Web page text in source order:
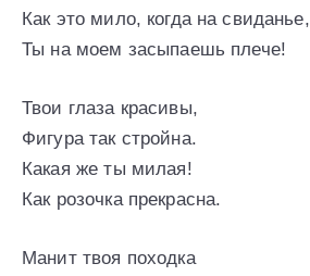
Как это мило, когда на свиданье,
Ты на моем засыпаешь плече!
Твои глаза красивы,
Фигура так стройна.
Какая же ты милая!
Как розочка прекрасна.
Манит твоя походка